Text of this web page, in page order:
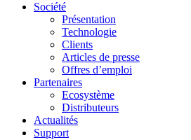
Société
Présentation
Technologie
Clients
Articles de presse
Offres d’emploi
Partenaires
Ecosystème
Distributeurs
Actualités
Support